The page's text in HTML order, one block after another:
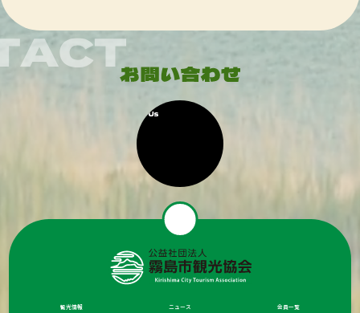
観光情報 ニュース 会員一覧